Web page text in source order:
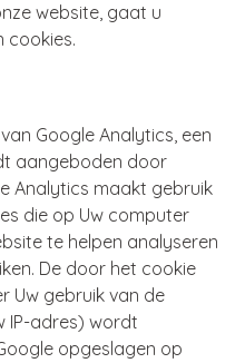
website, gaat u
cookies.
Google Analytics, een
aangeboden door
Analytics maakt gebruik
die op Uw computer
te helpen analyseren
De door het cookie
Uw gebruik van de
IP-adres) wordt
opgeslagen op